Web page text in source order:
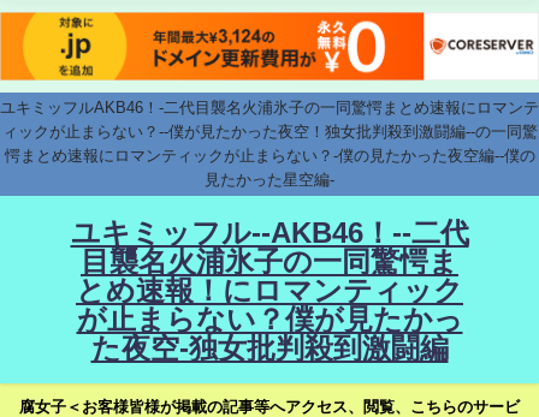
ユキミッフルAKB46！-二代目襲名火浦氷子の一同驚愕まとめ速報にロマンテ
ィックが止まらない？--僕が見たかった夜空！独女批判殺到激闘編--の一同驚
愕まとめ速報にロマンティックが止まらない？-僕の見たかった夜空編--僕の
見たかった星空編-
ユキミッフル--AKB46！--二代
目襲名火浦氷子の一同驚愕ま
とめ速報！にロマンティック
が止まらない？僕が見たかっ
た夜空-独女批判殺到激闘編
腐女子＜お客様皆様が掲載の記事等へアクセス、閲覧、こちらのサービ